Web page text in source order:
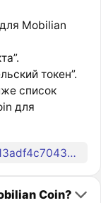
Mobilian
токен”.
список
для
0xaf80951201a0eff85a0fd3adf4c7043db856d3e6
Coin?